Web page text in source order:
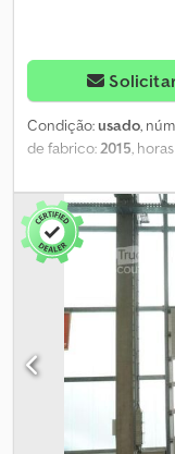
Condição:usado,
de fabrico: 2015 ,
, altura
mm, centro de carga:
capacidade da
suporte de garfos:
peso em vazio:1 878 kg
,
- Aquamatic com
lateral da bateria
de aço - Proteção do
interruptor de chave
desbloqueio elétrico
comando por toque,
Elevação principal: